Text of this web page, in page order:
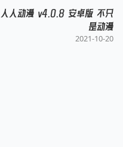
人人动漫 v4.0.8 安卓版 不只
是动漫
2021-10-20